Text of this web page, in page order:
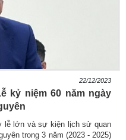
22/12/2023
kỷ niệm 60 năm ngày
lễ lớn và sự kiện lịch sử quan
trong 3 năm (2023 - 2025)